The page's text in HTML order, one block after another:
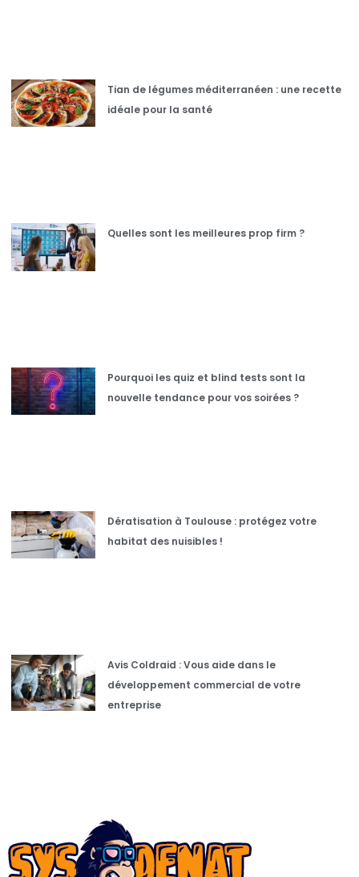
Tian de légumes méditerranéen : une recette
idéale pour la santé
Quelles sont les meilleures prop firm ?
Pourquoi les quiz et blind tests sont la
nouvelle tendance pour vos soirées ?
Dératisation à Toulouse : protégez votre
habitat des nuisibles !
Avis Coldraid : Vous aide dans le
développement commercial de votre
entreprise